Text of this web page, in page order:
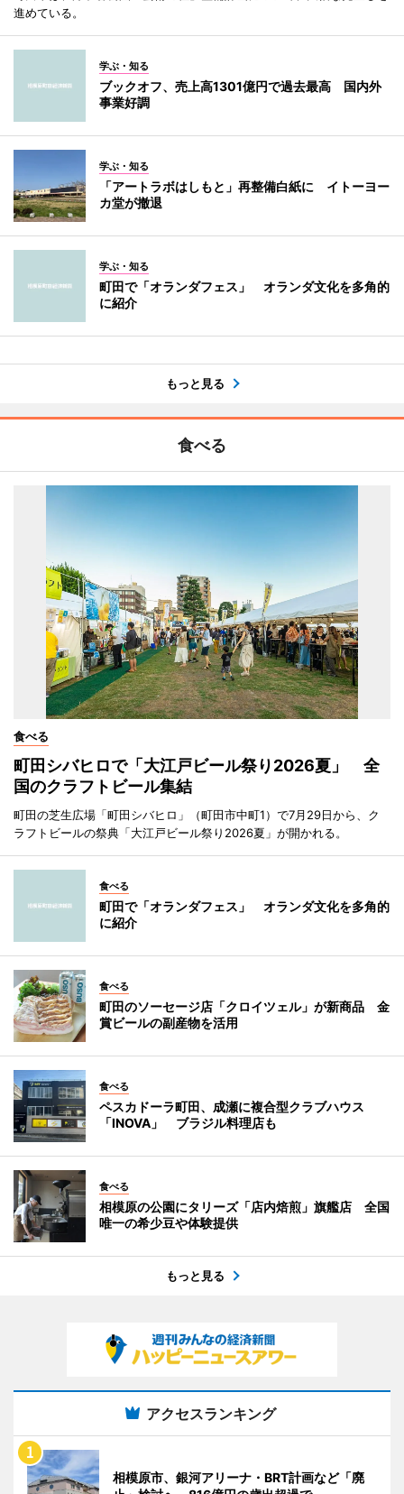
進めている。
学ぶ・知る
ブックオフ、売上高1301億円で過去最高 国内外
事業好調
学ぶ・知る
「アートラボはしもと」再整備白紙に イトーヨー
カ堂が撤退
学ぶ・知る
町田で「オランダフェス」 オランダ文化を多角的
に紹介
もっと見る
食べる
食べる
町田シバヒロで「大江戸ビール祭り2026夏」 全
国のクラフトビール集結
町田の芝生広場「町田シバヒロ」（町田市中町1）で7月29日から、ク
ラフトビールの祭典「大江戸ビール祭り2026夏」が開かれる。
食べる
町田で「オランダフェス」 オランダ文化を多角的
に紹介
食べる
町田のソーセージ店「クロイツェル」が新商品 金
賞ビールの副産物を活用
食べる
ペスカドーラ町田、成瀬に複合型クラブハウス
「INOVA」 ブラジル料理店も
食べる
相模原の公園にタリーズ「店内焙煎」旗艦店 全国
唯一の希少豆や体験提供
もっと見る
アクセスランキング
相模原市、銀河アリーナ・BRT計画など「廃